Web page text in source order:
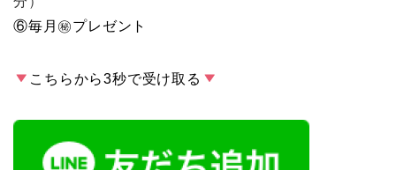
⑥毎月 ㊙︎プレゼント
こちらから3秒で受け取る